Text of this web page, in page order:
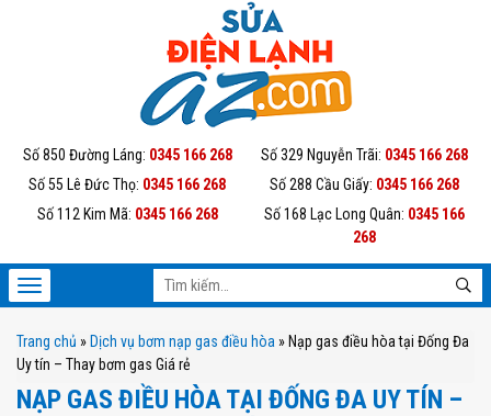
Số 850 Đường Láng: 0345 166 268 Số 329 Nguyễn Trãi: 0345 166 268
Số 55 Lê Đức Thọ: 0345 166 268 Số 288 Cầu Giấy: 0345 166 268
Số 112 Kim Mã: 0345 166 268 Số 168 Lạc Long Quân: 0345 166
268
Trang chủ » Dịch vụ bơm nạp gas điều hòa » Nạp gas điều hòa tại Đống Đa
Uy tín – Thay bơm gas Giá rẻ
NẠP GAS ĐIỀU HÒA TẠI ĐỐNG ĐA UY TÍN –